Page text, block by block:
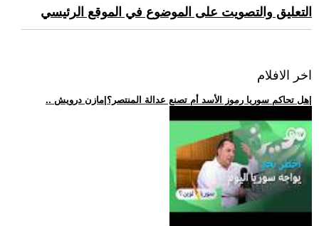
التعليق والتصويت على الموضوع في الموقع الرئيسي
اخر الافلام